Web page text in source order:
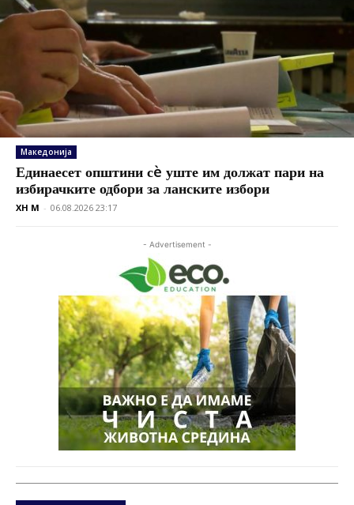
Македонија
Единаесет општини сè уште им должат пари на
избирачките одбори за ланските избори
XH M - 06.08.2026 23:17
- Advertisement -